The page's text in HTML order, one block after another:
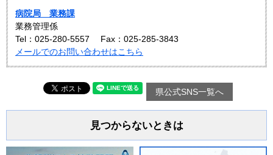
病院局 業務課
業務管理係
Tel：025-280-5557
Fax：025-285-3843
メールでのお問い合わせはこちら
県公式SNS一覧へ
見つからないときは